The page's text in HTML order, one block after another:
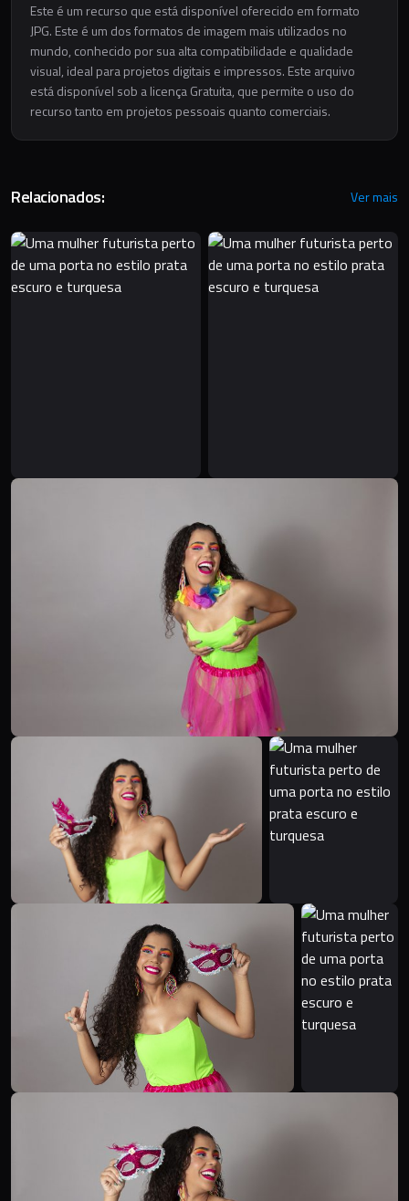
Este é um recurso que está disponível oferecido em formato
JPG. Este é um dos formatos de imagem mais utilizados no
mundo, conhecido por sua alta compatibilidade e qualidade
visual, ideal para projetos digitais e impressos. Este arquivo
está disponível sob a licença Gratuita, que permite o uso do
recurso tanto em projetos pessoais quanto comerciais.
Relacionados: Ver mais